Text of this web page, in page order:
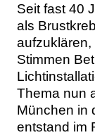
Seit fast 40
als
Stimmen
Thema nun
München in
entstand im